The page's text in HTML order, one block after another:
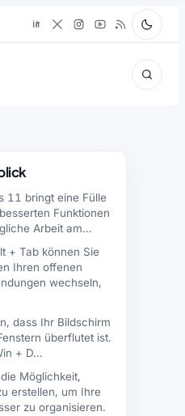
11 bringt eine Fülle
Funktionen
Arbeit am…
+ Tab können Sie
Ihren offenen
wechseln,
dass Ihr Bildschirm
überflutet ist.
+ D…
Möglichkeit,
erstellen, um Ihre
zu organisieren.